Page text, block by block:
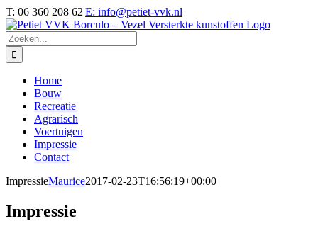
Ga
naar
inhoud
T: 06 360 208 62|E: info@petiet-vvk.nl
Zoeken
naar:
Home
Bouw
Recreatie
Agrarisch
Voertuigen
Impressie
Contact
ImpressieMaurice2017-02-23T16:56:19+00:00
Impressie